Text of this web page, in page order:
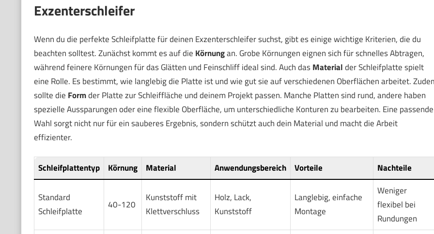
Exzenterschleifer
Wenn du die perfekte Schleifplatte für deinen Exzenterschleifer suchst, gibt es einige wichtige Kriterien, die du
beachten solltest. Zunächst kommt es auf die Körnungan. Grobe Körnungen eignen sich für schnelles Abtragen,
während feinere Körnungen für das Glätten und Feinschliff ideal sind. Auch dasMaterialder Schleifplatte spielt
eine Rolle. Es bestimmt, wie langlebig die Platte ist und wie gut sie auf verschiedenen Oberflächen arbeitet.
sollte die Formder Platte zur Schleiffläche und deinem Projekt passen. Manche Platten sind rund, andere haben
spezielle Aussparungen oder eine flexible Oberfläche, um unterschiedliche Konturen zu bearbeiten. Eine passende
Wahl sorgt nicht nur für ein sauberes Ergebnis, sondern schützt auch dein Material und macht die Arbeit
effizienter.
Schleifplattentyp Körnung Material Anwendungsbereich Vorteile Nachteile
Standard
Schleifplatte
40-120
Kunststoff mit
Klettverschluss
Holz, Lack,
Kunststoff
Langlebig, einfache
Montage
Weniger
flexibel bei
Rundungen